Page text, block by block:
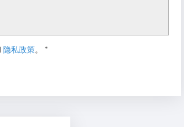
隐私政策。 *